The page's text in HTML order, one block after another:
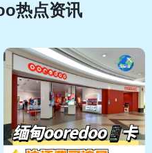
热点资讯